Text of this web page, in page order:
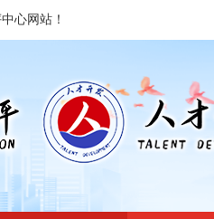
心网站！